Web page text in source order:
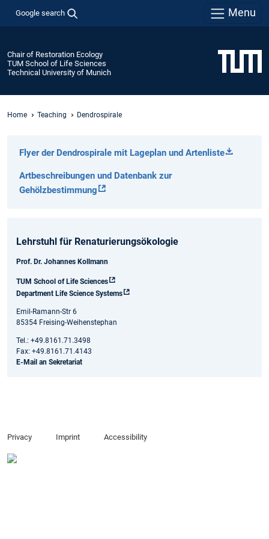
Google search Menu
Chair of Restoration Ecology
TUM School of Life Sciences
Technical University of Munich
Home Teaching Dendrospirale
Flyer der Dendrospirale mit Lageplan und Artenliste
Artbeschreibungen und Datenbank zur
Gehölzbestimmung
Lehrstuhl für Renaturierungsökologie
Prof. Dr. Johannes Kollmann
TUM School of Life Sciences
Department Life Science Systems
Emil-Ramann-Str 6
85354 Freising-Weihenstephan
Tel.: +49.8161.71.3498
Fax: +49.8161.71.4143
E-Mail an Sekretariat
Privacy Imprint Accessibility